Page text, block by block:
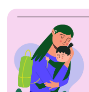
oriental de mi
escuché a una morra
lugar